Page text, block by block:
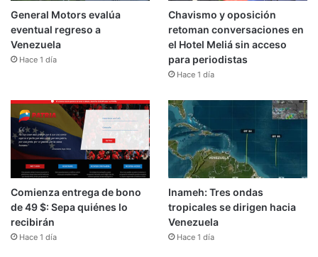
General Motors evalúa
eventual regreso a
Venezuela
Hace 1 día
Chavismo y oposición
retoman conversaciones en
el Hotel Meliá sin acceso
para periodistas
Hace 1 día
Comienza entrega de bono
de 49 $: Sepa quiénes lo
recibirán
Hace 1 día
Inameh: Tres ondas
tropicales se dirigen hacia
Venezuela
Hace 1 día